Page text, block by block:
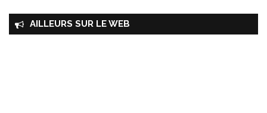
AILLEURS SUR LE WEB